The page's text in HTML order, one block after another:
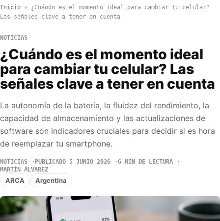
Inicio » ¿Cuándo es el momento ideal para cambiar tu celular?
Las señales clave a tener en cuenta
NOTICIAS
¿Cuándo es el momento ideal
para cambiar tu celular? Las
señales clave a tener en cuenta
La autonomía de la batería, la fluidez del rendimiento, la
capacidad de almacenamiento y las actualizaciones de
software son indicadores cruciales para decidir si es hora
de reemplazar tu smartphone.
NOTICIAS PUBLICADO 5 JUNIO 2026
6 MIN DE LECTURA
MARTÍN ÁLVAREZ
ARCA Argentina